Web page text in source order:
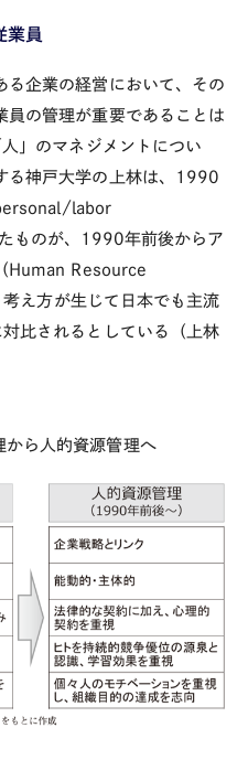
業員
る企業の経営において、その
員の管理が重要であることは
」のマネジメントについ
る神戸大学の上林は、1990
labor
ものが、1990年前後からア
Human Resource
え方が生じて日本でも主流
比されるとしている（上林
から人的資源管理へ